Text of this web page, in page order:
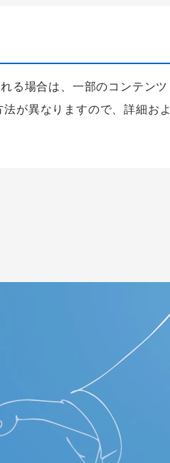
る場合は、一部のコンテンツ
が異なりますので、詳細およ